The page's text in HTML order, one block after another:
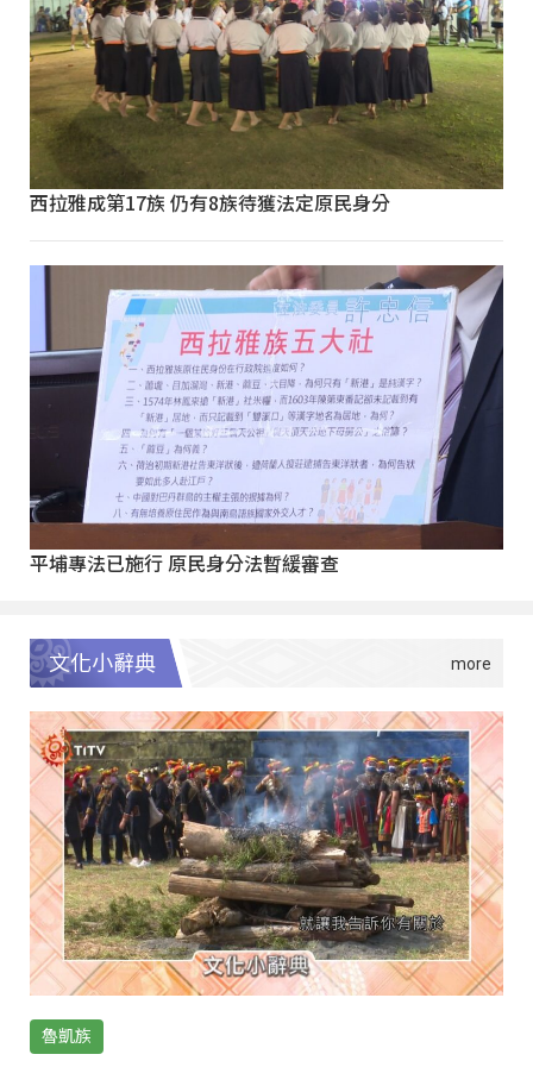
西拉雅成第17族 仍有8族待獲法定原民身分
平埔專法已施行 原民身分法暫緩審查
文化小辭典
魯凱族